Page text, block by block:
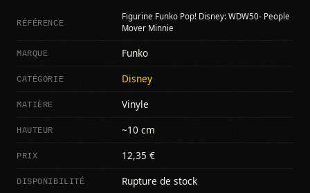
RÉFÉRENCE
Figurine Funko Pop! Disney: WDW50- People
Mover Minnie
MARQUE Funko
CATÉGORIE Disney
MATIÈRE Vinyle
HAUTEUR ~10 cm
PRIX 12,35 €
DISPONIBILITÉ Rupture de stock